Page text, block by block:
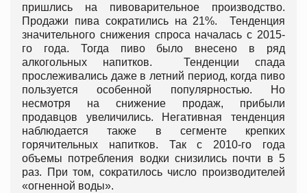
пришлись на пивоварительное производство.
Продажи пива сократились на 21%. Тенденция
значительного снижения спроса началась с 2015-
го года. Тогда пиво было внесено в ряд
алкогольных напитков. Тенденции спада
прослеживались даже в летний период, когда пиво
пользуется особенной популярностью. Но
несмотря на снижение продаж, прибыли
продавцов увеличились. Негативная тенденция
наблюдается также в сегменте крепких
горячительных напитков. Так с 2010-го года
объемы потребления водки снизились почти в 5
раз. При том, сократилось число производителей
«огненной воды».